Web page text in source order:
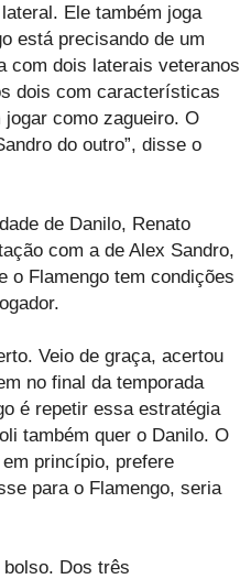
Ele também joga
está precisando de um
com dois laterais veteranos
dois com características
como zagueiro. O
do outro”, disse o
de Danilo, Renato
com a de Alex Sandro,
o Flamengo tem condições
Veio de graça, acertou
no final da temporada
é repetir essa estratégia
também quer o Danilo. O
princípio, prefere
para o Flamengo, seria
bolso. Dos três